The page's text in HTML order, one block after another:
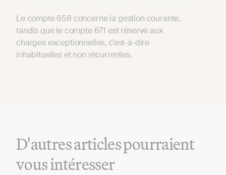
Le compte 658 concerne la gestion courante,
tandis que le compte 671 est réservé aux
charges exceptionnelles, c’est-à-dire
inhabituelles et non récurrentes.
D'autres articles pourraient
vous intéresser